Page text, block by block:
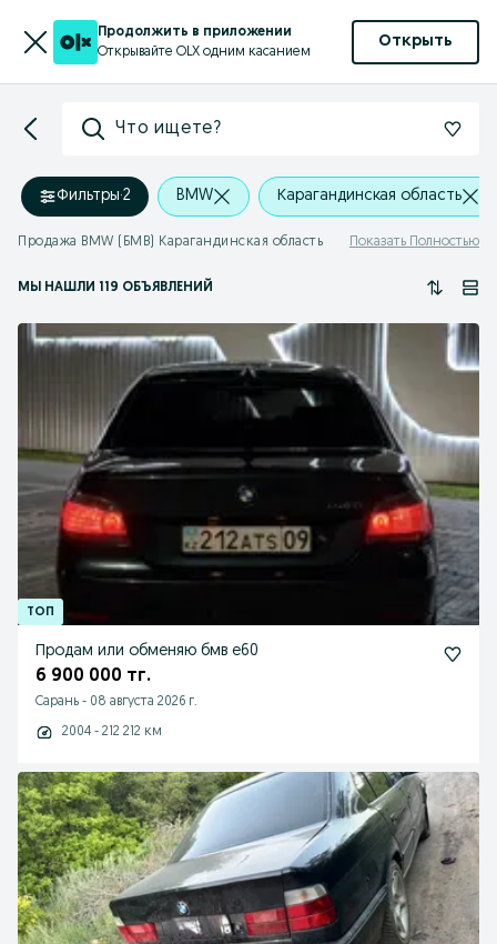
Продолжить в приложении
Открывайте OLX одним касанием
Открыть
Что ищете?
Фильтры·2 BMW Карагандинская область
Продажа BMW (БМВ) Карагандинская область Показать Полностью
МЫ НАШЛИ 119 ОБЪЯВЛЕНИЙ
Продам или обменяю бмв е60
6 900 000 тг.
Сарань - 08 августа 2026 г.
2004 - 212 212 км